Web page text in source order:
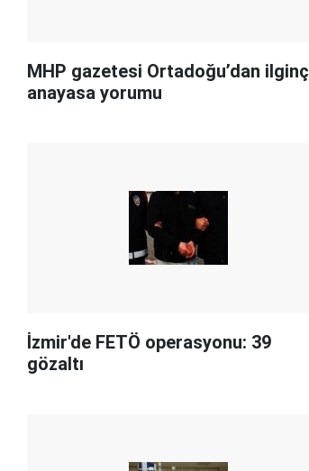
MHP gazetesi Ortadoğu’dan ilginç
anayasa yorumu
İzmir'de FETÖ operasyonu: 39
gözaltı